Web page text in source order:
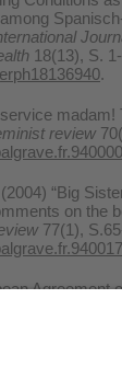
18(13), S.
.
madam!
review
“Big
on the
77(1),
Agreement
rm.coe.int/